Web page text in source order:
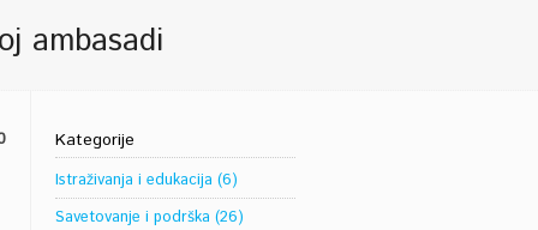
ambasadi
Kategorije
Istraživanja i edukacija (6)
Savetovanje i podrška (26)